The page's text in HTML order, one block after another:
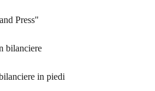
Press"
bilanciere
in piedi